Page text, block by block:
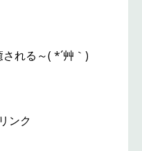
れる～( *´艸｀)
ンク